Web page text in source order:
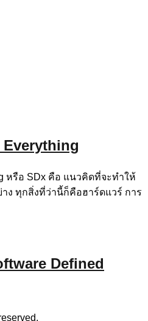
หรือ SDx คือ แนวคิดที่จะทำให้
ง ทุกสิ่งที่ว่านี้ก็คือฮาร์ดแวร์ การ
Defined